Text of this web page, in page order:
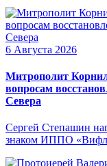
6 Августа 2026
Митрополит
вопросам
Севера
Сергей Степашин
знаком ИППО